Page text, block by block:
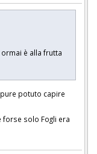
è alla frutta
potuto capire
forse solo Fogli era